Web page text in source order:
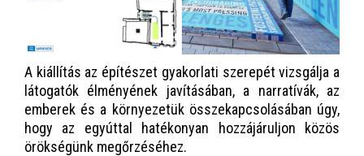
A kiállítás az építészet gyakorlati szerepét vizsgálja a
látogatók élményének javításában, a narratívák, az
emberek és a környezetük összekapcsolásában úgy,
hogy az egyúttal hatékonyan hozzájáruljon közös
örökségünk megőrzéséhez.